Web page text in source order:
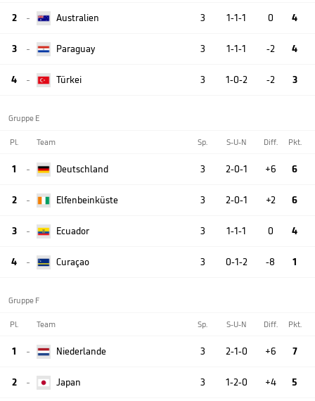
2  Australien 3 1-1-1 0 4
3  Paraguay 3 1-1-1 -2 4
4  Türkei 3 1-0-2 -2 3
Gruppe E
Pl. Team Sp. S-U-N Diff. Pkt.
1  Deutschland 3 2-0-1 +6 6
2  Elfenbeinküste 3 2-0-1 +2 6
3  Ecuador 3 1-1-1 0 4
4  Curaçao 3 0-1-2 -8 1
Gruppe F
Pl. Team Sp. S-U-N Diff. Pkt.
1  Niederlande 3 2-1-0 +6 7
2  Japan 3 1-2-0 +4 5